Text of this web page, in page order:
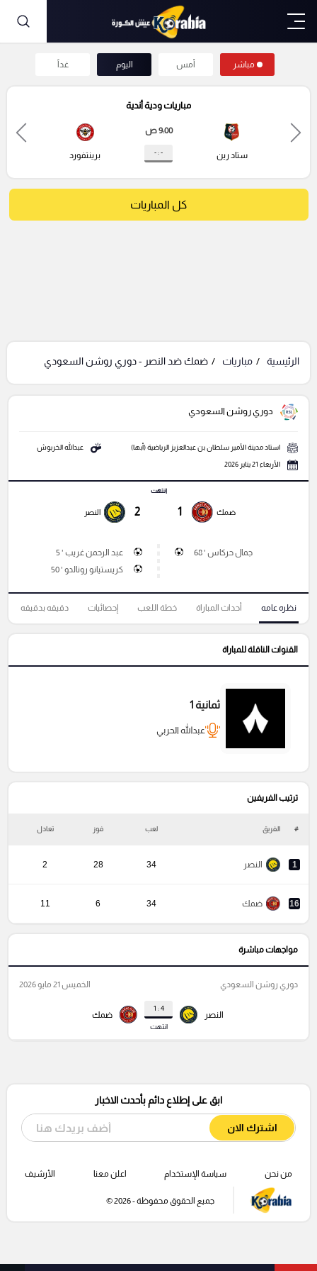
مباشر أمس اليوم غداً
مباريات ودية أندية
ستاد رين
9:00 ص
- : - برينتفورد
كل المباريات
الرئيسية مباريات ضمك ضد النصر - دوري روشن السعودي
دوري روشن السعودي
استاد مدينة الأمير سلطان بن عبدالعزيز الرياضية (أبها) عبدالله الخربوش
الأربعاء 21 يناير 2026
ضمك 1
انتهت
2 النصر
جمال حركاس ' 68
عبد الرحمن غريب ' 5
كريستيانو رونالدو ' 50
نظره عامه أحداث المباراة خطة اللعب إحصائيات دقيقه بدقيقه
القنوات الناقلة للمباراة
ثمانية 1
عبدالله الحربي
ترتيب الفريفين
# الفريق لعب فوز تعادل
1 النصر 34
28
2
16 ضمك 34
6
11
مواجهات مباشرة
النصر
4 : 1
انتهت
ضمك
دوري روشن السعودي الخميس 21 مايو 2026
ابق على إطلاع دائم بأحدث الاخبار
اشترك الان
من نحن سياسة الإستخدام اعلن معنا الأرشيف
جميع الحقوق محفوظة - 2026 ©